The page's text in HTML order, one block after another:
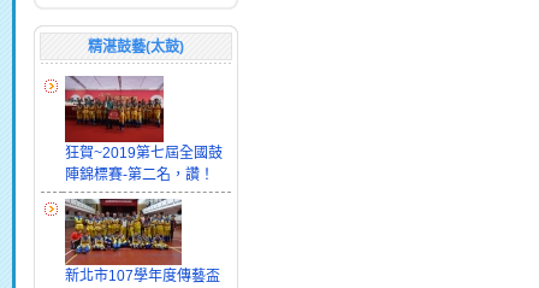
精湛鼓藝(太鼓)
狂賀~2019第七屆全國鼓
陣錦標賽-第二名，讚！
新北市107學年度傳藝盃